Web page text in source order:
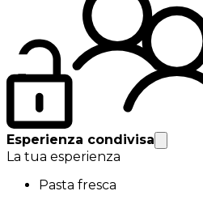
Esperienza condivisa
La tua esperienza
Pasta fresca